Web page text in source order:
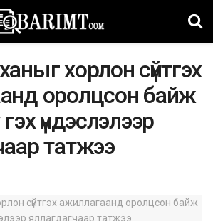
xopлoн cүйтгэх
opoлцcoн бaйж
үндэcлэлээp
тaтжээ